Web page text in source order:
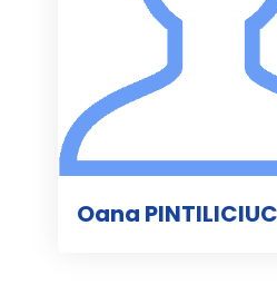
Oana PINTILICIUC